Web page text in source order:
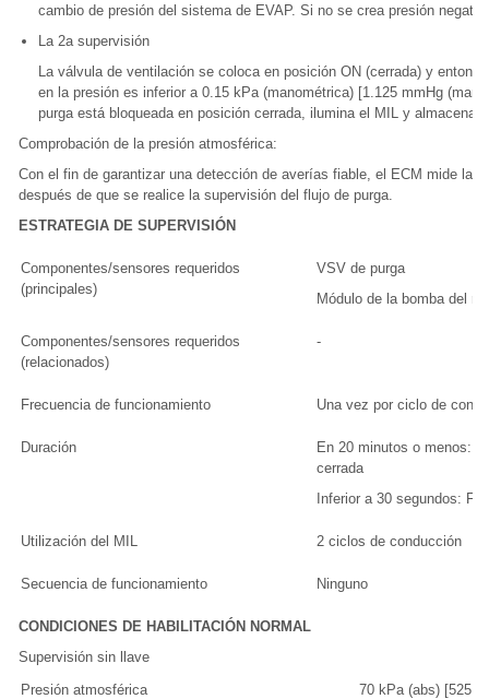
cambio de presión del sistema de EVAP. Si no se crea presión
La 2a supervisión
La válvula de ventilación se coloca en posición ON (cerrada) y
en la presión es inferior a 0.15 kPa (manométrica) [1.125 mmHg
purga está bloqueada en posición cerrada, ilumina el MIL y almacena
Comprobación de la presión atmosférica:
Con el fin de garantizar una detección de averías fiable, el ECM mide la
después de que se realice la supervisión del flujo de purga.
ESTRATEGIA DE SUPERVISIÓN
Componentes/sensores requeridos
(principales)
VSV de purga
Módulo de la bomba del
Componentes/sensores requeridos
(relacionados)
-
Frecuencia de funcionamiento Una vez por ciclo de
Duración
En 20 minutos o menos:
cerrada
Inferior a 30 segundos:
Utilización del MIL 2 ciclos de conducción
Secuencia de funcionamiento Ninguno
CONDICIONES DE HABILITACIÓN NORMAL
Supervisión sin llave
Presión atmosférica
70 kPa (abs) [525